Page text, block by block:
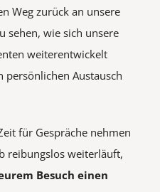
Weg zurück an unsere
sehen, wie sich unsere
weiterentwickelt
persönlichen Austausch
für Gespräche nehmen
reibungslos weiterläuft,
Besuch einen